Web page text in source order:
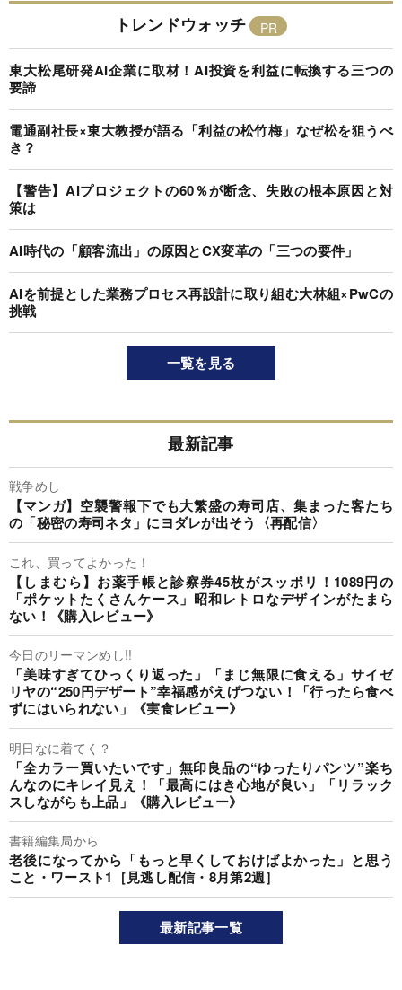
トレンドウォッチ
東大松尾研発AI企業に取材！AI投資を利益に転換する三つの
要諦
電通副社長×東大教授が語る「利益の松竹梅」なぜ松を狙うべ
き？
【警告】AIプロジェクトの60％が断念、失敗の根本原因と対
策は
AI時代の「顧客流出」の原因とCX変革の「三つの要件」
AIを前提とした業務プロセス再設計に取り組む大林組×PwCの
挑戦
一覧を見る
最新記事
戦争めし
【マンガ】空襲警報下でも大繁盛の寿司店、集まった客たち
の「秘密の寿司ネタ」にヨダレが出そう〈再配信〉
これ、買ってよかった！
【しまむら】お薬手帳と診察券45枚がスッポリ！1089円の
「ポケットたくさんケース」昭和レトロなデザインがたまら
ない！《購入レビュー》
今日のリーマンめし!!
「美味すぎてひっくり返った」「まじ無限に食える」サイゼ
リヤの“250円デザート”幸福感がえげつない！「行ったら食べ
ずにはいられない」《実食レビュー》
明日なに着てく？
「全カラー買いたいです」無印良品の“ゆったりパンツ”楽ち
んなのにキレイ見え！「最高にはき心地が良い」「リラック
スしながらも上品」《購入レビュー》
書籍編集局から
老後になってから「もっと早くしておけばよかった」と思う
こと・ワースト1［見逃し配信・8月第2週］
最新記事一覧